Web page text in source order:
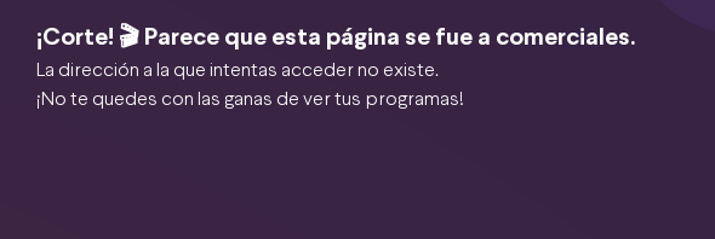
¡Corte! 🎬 Parece que esta página se fue a comerciales.
La dirección a la que intentas acceder no existe.
¡No te quedes con las ganas de ver tus programas!